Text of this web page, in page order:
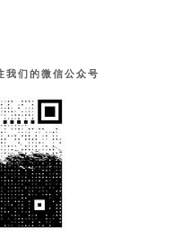
我们的微信公众号